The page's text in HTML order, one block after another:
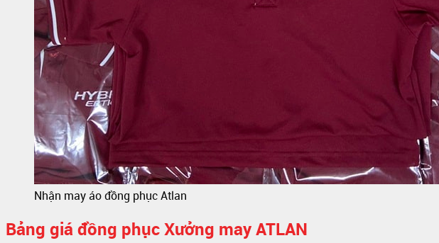
Chưa có sản phẩm trong giỏ hàng.
Nhận may áo đồng phục Atlan
Bảng giá đồng phục Xưởng may ATLAN